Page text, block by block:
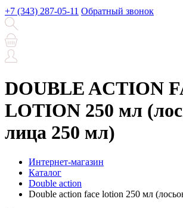
+7 (343) 287-05-11 Обратный звонок
DOUBLE ACTION
LOTION 250 мл
лица 250 мл)
Интернет-магазин
Каталог
Double action
Double action face lotion 250 мл